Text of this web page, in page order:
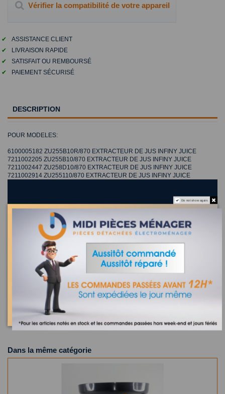
Vérifier la compatibilité de votre appareil
✔
ASSISTANCE CLIENT
✔
LIVRAISON RAPIDE
✔
SATISFAIT OU REMBOURSÉ
✔
PAIEMENT SÉCURISÉ
DESCRIPTION
POUR MODELES:
6100005182 ZU255B10R/870 EXTRACTEUR DE JUS INFINY JUICE
7211002205 ZU255B10/870 EXTRACTEUR DE JUS INFINY JUICE
7211002447 ZU258D10/870 EXTRACTEUR DE JUS INFINY JUICE
7211002914 ZU255110/870 EXTRACTEUR DE JUS INFINY JUICE
MOTEUR EXTRACTEUR DE JUS INFINY JUICE
MOULINEX SS-194382
Recherchez la référence de votre appareil dans la liste
ci-dessous
Où trouver la référence de mon appareil ?
5 appareils compatibles.
Dans la même catégorie
Do not show again.